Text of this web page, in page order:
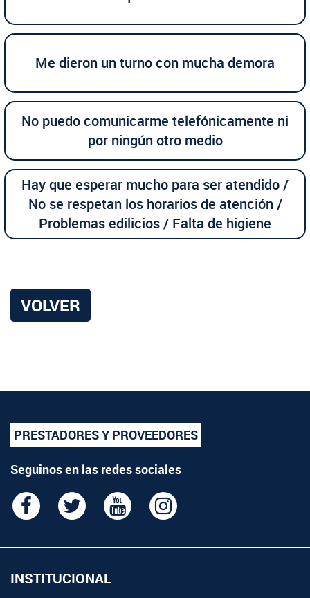
Me dieron un turno con mucha demora
No puedo comunicarme telefónicamente ni
por ningún otro medio
Hay que esperar mucho para ser atendido /
No se respetan los horarios de atención /
Problemas edilicios / Falta de higiene
VOLVER
PRESTADORES Y PROVEEDORES
Seguinos en las redes sociales
INSTITUCIONAL